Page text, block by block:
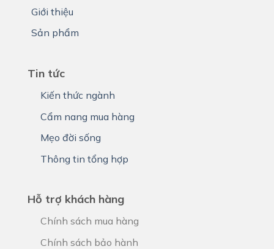
Giới thiệu
Sản phẩm
Tin tức
Kiến thức ngành
Cẩm nang mua hàng
Mẹo đời sống
Thông tin tổng hợp
Hỗ trợ khách hàng
Chính sách mua hàng
Chính sách bảo hành